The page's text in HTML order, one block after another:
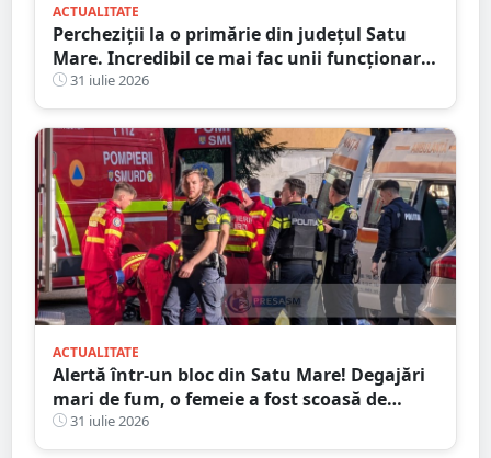
ACTUALITATE
Percheziții la o primărie din județul Satu
Mare. Incredibil ce mai fac unii funcționari
publici
31 iulie 2026
ACTUALITATE
Alertă într-un bloc din Satu Mare! Degajări
mari de fum, o femeie a fost scoasă de
Pompieri
31 iulie 2026